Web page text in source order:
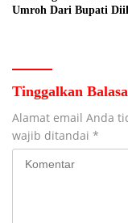
Umroh Dari Bupati
Tinggalkan
Alamat email Anda
wajib ditandai *